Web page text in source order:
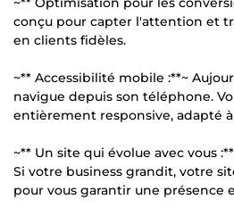
conçu pour capter l'attention et
en clients fidèles.
~** Accessibilité mobile :**~
navigue depuis son téléphone.
entièrement responsive, adapté à
~** Un site qui évolue avec vous
Si votre business grandit, votre
pour vous garantir une présence